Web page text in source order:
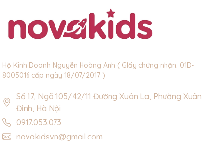
Hộ Kinh Doanh Nguyễn Hoàng Anh ( GIấy chứng nhận: 01D-
8005016 cấp ngày 18/07/2017 )
Số 17, Ngõ 105/42/11 Đường Xuân La, Phường Xuân
Đỉnh, Hà Nội
0917.053.073
novakidsvn@gmail.com